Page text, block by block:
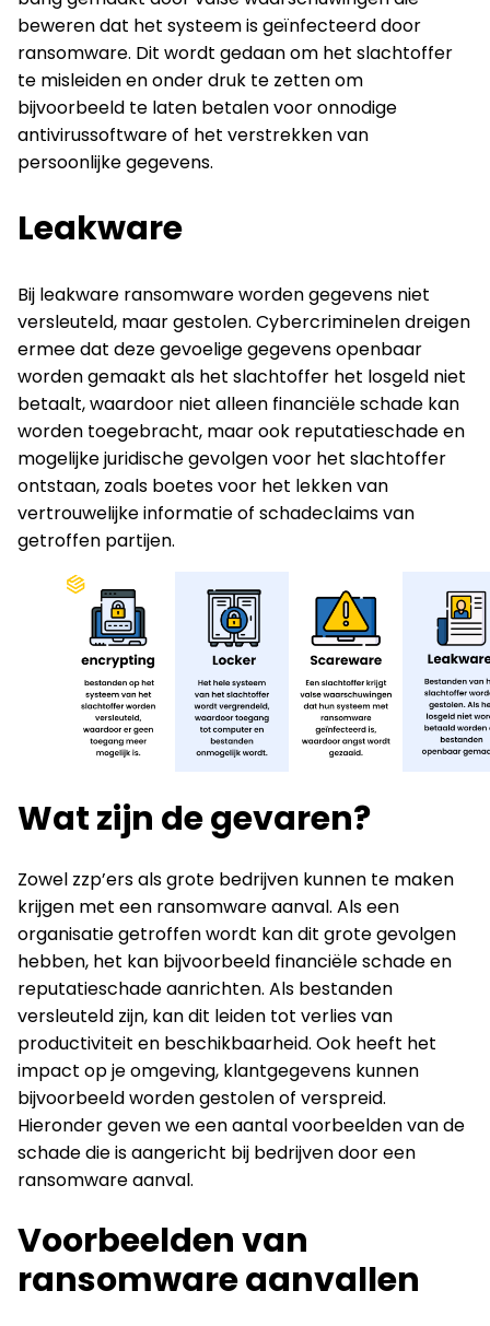
beweren dat het systeem is geïnfecteerd door
ransomware. Dit wordt gedaan om het slachtoffer
te misleiden en onder druk te zetten om
bijvoorbeeld te laten betalen voor onnodige
antivirussoftware of het verstrekken van
persoonlijke gegevens.
Leakware
Bij leakware ransomware worden gegevens niet
versleuteld, maar gestolen. Cybercriminelen dreigen
ermee dat deze gevoelige gegevens openbaar
worden gemaakt als het slachtoffer het losgeld niet
betaalt, waardoor niet alleen financiële schade kan
worden toegebracht, maar ook reputatieschade en
mogelijke juridische gevolgen voor het slachtoffer
ontstaan, zoals boetes voor het lekken van
vertrouwelijke informatie of schadeclaims van
getroffen partijen.
Wat zijn de gevaren?
Zowel zzp’ers als grote bedrijven kunnen te maken
krijgen met een ransomware aanval. Als een
organisatie getroffen wordt kan dit grote gevolgen
hebben, het kan bijvoorbeeld financiële schade en
reputatieschade aanrichten. Als bestanden
versleuteld zijn, kan dit leiden tot verlies van
productiviteit en beschikbaarheid. Ook heeft het
impact op je omgeving, klantgegevens kunnen
bijvoorbeeld worden gestolen of verspreid.
Hieronder geven we een aantal voorbeelden van de
schade die is aangericht bij bedrijven door een
ransomware aanval.
Voorbeelden van
ransomware aanvallen